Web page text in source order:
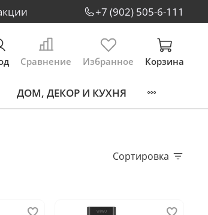
+7 (902) 505-6-111
Сравнение Избранное Корзина
ДОМ, ДЕКОР И КУХНЯ
Сортировка